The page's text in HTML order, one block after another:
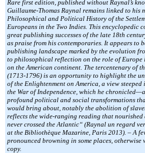
Rare first edition, published without Raynal’s
Guillaume-Thomas Raynal remains linked to his
Philosophical and Political History of the
Europeans in the Two Indies. This encyclopedic
great publishing successes of the late 18th
as praise from his contemporaries. It appears to
publishing landscape marked by the evolution
to philosophical reflection on the role of
on the American continent. The tercentenary of
(1713-1796) is an opportunity to highlight the
of the Enlightenment on America, a view
the War of Independence, which he
profound political and social transformations
would bring about, notably the abolition of
reflects the wide-ranging reading that
never crossed the Atlantic“ (Raynal un regard
at the Bibliothèque Mazarine, Paris 2013). – A
pronounced browning in some places, otherwise
copy.